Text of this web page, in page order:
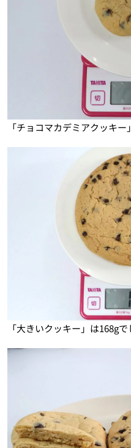
「チョコマカデミアクッキー
「大きいクッキー」は168g